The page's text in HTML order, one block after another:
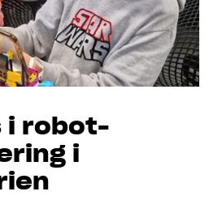
i robot-
i